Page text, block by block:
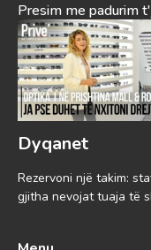
Presim me padurim
Dyqanet
Rezervoni një takim:
gjitha nevojat tuaja të